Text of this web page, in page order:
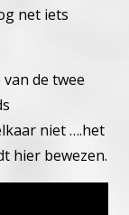
net iets
de twee
niet ….het
hier bewezen.